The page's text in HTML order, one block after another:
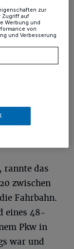
von einem
rannte das
zwischen
Fahrbahn.
eines 48-
Pkw in
war und
zur
Zugriff auf
Werbung und
von
und Verbesserung